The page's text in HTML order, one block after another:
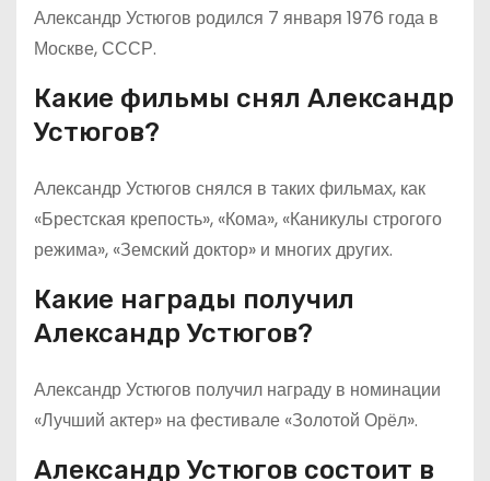
Александр Устюгов родился 7 января 1976 года в
Москве, СССР.
Какие фильмы снял Александр
Устюгов?
Александр Устюгов снялся в таких фильмах, как
«Брестская крепость», «Кома», «Каникулы строгого
режима», «Земский доктор» и многих других.
Какие награды получил
Александр Устюгов?
Александр Устюгов получил награду в номинации
«Лучший актер» на фестивале «Золотой Орёл».
Александр Устюгов состоит в